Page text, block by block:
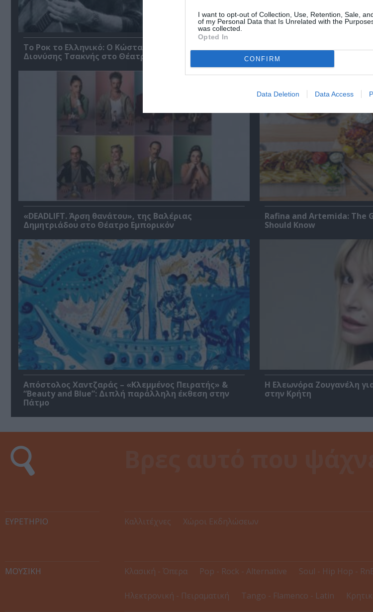
I want to opt-out of Collection, Use, Retention, Sale,
of my Personal Data that Is Unrelated with the
was collected.
Opted In
CONFIRM
Data Deletion Data Access
Το Ροκ το Ελληνικό: Ο Κώστας Τουρνάς και ο
Διονύσης Τσακνής στο Θέατρο Άλσος ΔΕΗ
3o Piraeus Port Film
Πειραιά – Από τη Βαλτική
«DEADLIFT. Άρση θανάτου», της Βαλέριας
Δημητριάδου στο Θέατρο Εμπορικόν
Rafina and Artemida: The
Should Know
Απόστολος Χαντζαράς – «Κλεμμένος Πειρατής» &
“Beauty and Blue”: Διπλή παράλληλη έκθεση στην
Πάτμο
Η Ελεωνόρα Ζουγανέλη
στην Κρήτη
ΕΥΡΕΤΉΡΙΟ Καλλιτέχνες Χώροι Εκδηλώσεων
ΜΟΥΣΙΚΗ Κλασική - Όπερα Pop - Rock - Alternative Soul - Hip Hop -
Ηλεκτρονική - Πειραματική Tango - Flamenco - Latin